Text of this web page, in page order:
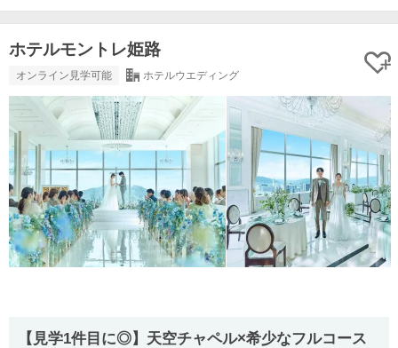
ホテルモントレ姫路
オンライン見学可能 ホテルウエディング
【見学1件目に◎】天空チャペル×希少なフルコース